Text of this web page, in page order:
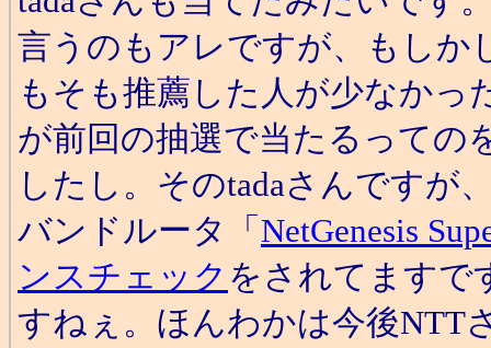
言うのもアレですが、もし
もそも推薦した人が少なかっ
が前回の抽選で当たるっての
したし。そのtadaさんですが
バンドルータ「 NetGenesis
ンスチェック をされてますで
すねぇ。ほんわかは今後NTT